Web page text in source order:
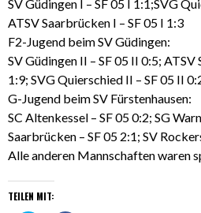
SV Güdingen I – SF 05 I 1:1;SVG
ATSV Saarbrücken I – SF 05 I 1:3
F2-Jugend beim SV Güdingen:
SV Güdingen II – SF 05 II 0:5; ATSV
1:9; SVG Quierschied II – SF 05 II
G-Jugend beim SV Fürstenhausen:
SC Altenkessel – SF 05 0:2; SG
Saarbrücken – SF 05 2:1; SV
Alle anderen Mannschaften waren
TEILEN MIT: